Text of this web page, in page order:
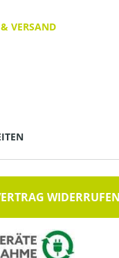
VERSAND
WIDERRUFEN